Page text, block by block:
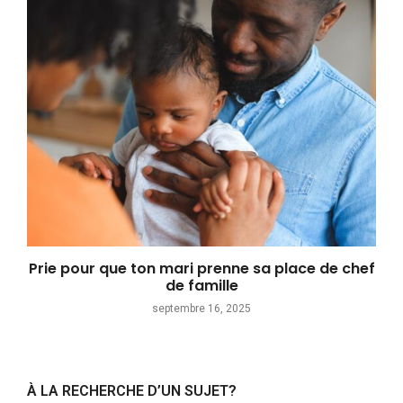
Prie pour que ton mari prenne sa place de chef
de famille
septembre 16, 2025
À LA RECHERCHE D’UN SUJET?